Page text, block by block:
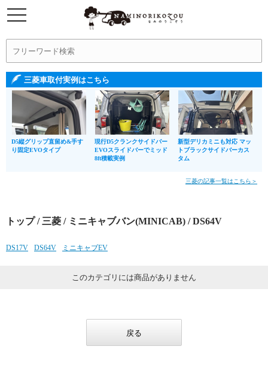
三菱車取付実例はこちら
D5縦グリップ直留め&手す
り固定EVOタイプ
現行D5クランクサイドバー
EVOスライドバーでミッド
8ft積載実例
新型デリカミニも対応 マッ
トブラックサイドバーカス
タム
三菱の記事一覧はこちら＞
トップ/ 三菱 / ミニキャブバン(MINICAB) / DS64V
DS17V DS64V ミニキャブEV
このカテゴリには商品がありません
戻る